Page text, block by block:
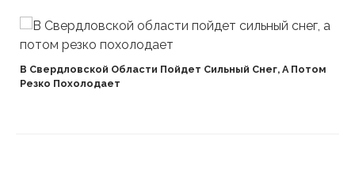
В Свердловской Области Пойдет Сильный Снег, А Потом
Резко Похолодает